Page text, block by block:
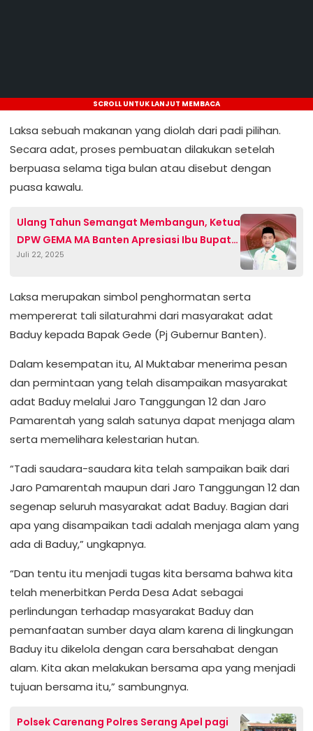
SCROLL UNTUK LANJUT MEMBACA
Laksa sebuah makanan yang diolah dari padi pilihan.
Secara adat, proses pembuatan dilakukan setelah
berpuasa selama tiga bulan atau disebut dengan
puasa kawalu.
Ulang Tahun Semangat Membangun, Ketua
DPW GEMA MA Banten Apresiasi Ibu Bupati
Serang
Juli 22, 2025
Laksa merupakan simbol penghormatan serta
mempererat tali silaturahmi dari masyarakat adat
Baduy kepada Bapak Gede (Pj Gubernur Banten).
Dalam kesempatan itu, Al Muktabar menerima pesan
dan permintaan yang telah disampaikan masyarakat
adat Baduy melalui Jaro Tanggungan 12 dan Jaro
Pamarentah yang salah satunya dapat menjaga alam
serta memelihara kelestarian hutan.
“Tadi saudara-saudara kita telah sampaikan baik dari
Jaro Pamarentah maupun dari Jaro Tanggungan 12 dan
segenap seluruh masyarakat adat Baduy. Bagian dari
apa yang disampaikan tadi adalah menjaga alam yang
ada di Baduy,” ungkapnya.
“Dan tentu itu menjadi tugas kita bersama bahwa kita
telah menerbitkan Perda Desa Adat sebagai
perlindungan terhadap masyarakat Baduy dan
pemanfaatan sumber daya alam karena di lingkungan
Baduy itu dikelola dengan cara bersahabat dengan
alam. Kita akan melakukan bersama apa yang menjadi
tujuan bersama itu,” sambungnya.
Polsek Carenang Polres Serang Apel pagi